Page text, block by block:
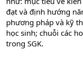
đạt và định hướng
phương pháp và kỹ
học sinh; chuỗi các
trong SGK.